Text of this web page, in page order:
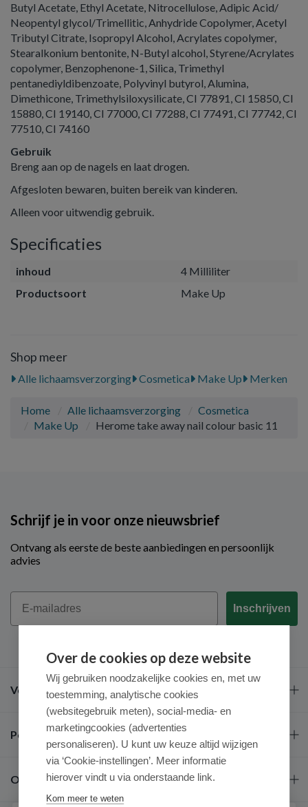
Butyl Acetate, Ethyl Acetate, Nitrocellulose, Adipic Acid/
Neopentyl glycol/Trimellitic, Anhydride Copolymer, Acetyl
Tributyl Citrate, Isopropyl Alcohol, Acrylates copolymer,
Stearalkonium bentonite, N-Butyl alcohol, Styrene/Acrylates
copolymer, Benzophenone-1, Silica, Trimethyl
pentanediyldibenzoate, Polyvinyl butyrol, Alumina,
Dimethicone, Trimethylsiloxysilicate, CI 77891, CI 15850, CI
15880, CI 19140, CI 77000, CI 77288, CI 77491, CI 77742, CI
77510, CI 74160
Gebruik
Breng aan op de nagels en laat drogen.
Afgesloten bewaren, buiten bereik van kinderen.
Alleen voor uitwendig gebruik.
Specificaties
inhoud
4 Milliliter
Productsoort
Make Up
Shop meer
Alle lichaamsverzorging Cosmetica Make Up Merken
Home Alle lichaamsverzorging
Cosmetica
Make Up
Herome take away nail colour basic 11
Schrijf je in voor onze nieuwsbrief
Ontvang als eerste de beste aanbiedingen en persoonlijk
advies
Email
Inschrijven
Veel gestelde vragen
Populaire merken
Over ons
Over de cookies op deze website
Wij gebruiken noodzakelijke cookies en, met uw
toestemming, analytische cookies
(websitegebruik meten), social-media- en
marketingcookies (advertenties
personaliseren). U kunt uw keuze altijd wijzigen
via ‘Cookie-instellingen’. Meer informatie
hierover vindt u via onderstaande link.
Kom meer te weten